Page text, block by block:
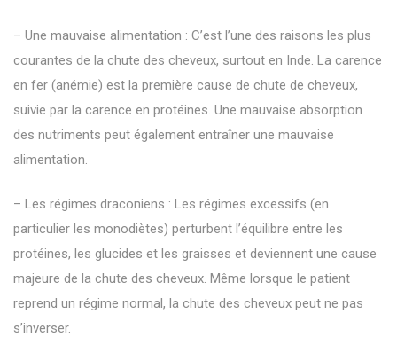
– Une mauvaise alimentation : C’est l’une des raisons les plus
courantes de la chute des cheveux, surtout en Inde. La carence
en fer (anémie) est la première cause de chute de cheveux,
suivie par la carence en protéines. Une mauvaise absorption
des nutriments peut également entraîner une mauvaise
alimentation.
– Les régimes draconiens : Les régimes excessifs (en
particulier les monodiètes) perturbent l’équilibre entre les
protéines, les glucides et les graisses et deviennent une cause
majeure de la chute des cheveux. Même lorsque le patient
reprend un régime normal, la chute des cheveux peut ne pas
s’inverser.